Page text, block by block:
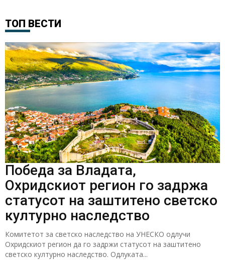
ТОП ВЕСТИ
Победа за Владата,
Охридскиот регион го задржа
статусот на заштитено светско
културно наследство
Комитетот за светско наследство на УНЕСКО одлучи
Охридскиот регион да го задржи статусот на заштитено
светско културно наследство. Одлуката...